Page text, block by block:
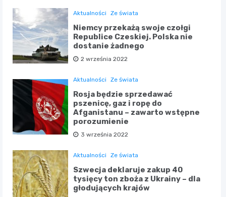
Aktualności Ze świata
Niemcy przekażą swoje czołgi
Republice Czeskiej. Polska nie
dostanie żadnego
2 września 2022
Aktualności Ze świata
Rosja będzie sprzedawać
pszenicę, gaz i ropę do
Afganistanu – zawarto wstępne
porozumienie
3 września 2022
Aktualności Ze świata
Szwecja deklaruje zakup 40
tysięcy ton zboża z Ukrainy – dla
głodujących krajów